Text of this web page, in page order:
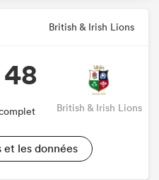
British & Irish Lions
British & Irish Lions
et les données